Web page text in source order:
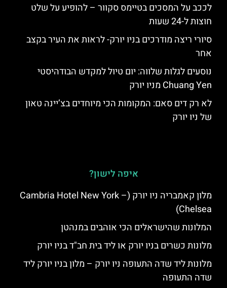
לככב על המסכים בטיימס סקוור – להופיע על שלט
חוצות ל-24 שעות
סיורי ריצה מודרכים בניו יורק- לראות את העיר בקצב
אחר
נוסעים לגלות שלווה: יום טיול למקדש הבודהיסטי
Chuang Yen מניו יורק
לא רק דים סאם: המקומות הכי מיוחדים בצ’יינה טאון
של ניו יורק
איפה לישון?
מלון קאמבריה ניו יורק (Cambria Hotel New York –
Chelsea)
המלונות שהישראלים הכי אוהבים במנהטן
מלונות כשרים בניו יורק או ליד בית חב"ד בניו יורק
מלונות ליד שדה התעופה ניו יורק – מלון בניו יורק ליד
שדה התעופה